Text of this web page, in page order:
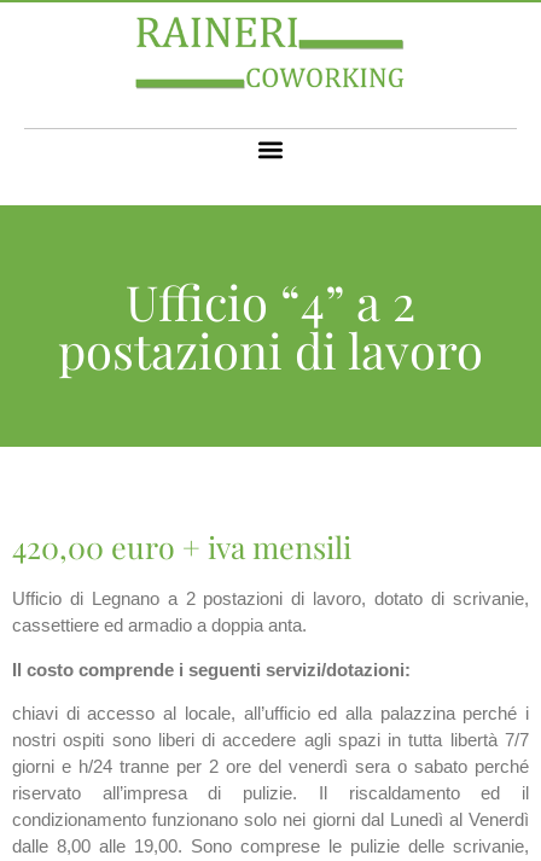
Ufficio “4” a 2
postazioni di lavoro
420,00 euro + iva mensili
Ufficio di Legnano a 2 postazioni di lavoro, dotato di scrivanie,
cassettiere ed armadio a doppia anta.
Il costo comprende i seguenti servizi/dotazioni:
chiavi di accesso al locale, all’ufficio ed alla palazzina perché i
nostri ospiti sono liberi di accedere agli spazi in tutta libertà 7/7
giorni e h/24 tranne per 2 ore del venerdì sera o sabato perché
riservato all’impresa di pulizie. Il riscaldamento ed il
condizionamento funzionano solo nei giorni dal Lunedì al Venerdì
dalle 8,00 alle 19,00. Sono comprese le pulizie delle scrivanie,